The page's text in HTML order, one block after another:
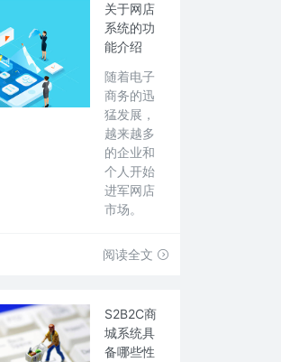
关于网店
系统的功
能介绍
随着电子
商务的迅
猛发展，
越来越多
的企业和
个人开始
进军网店
市场。
阅读全文
S2B2C商
城系统具
备哪些性